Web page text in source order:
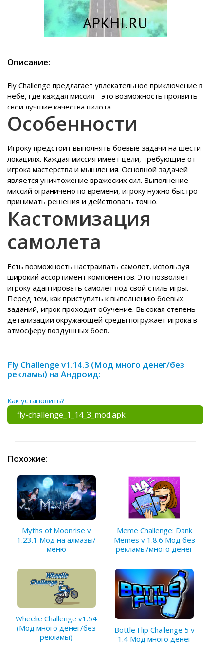
Описание:
Fly Challenge предлагает увлекательное приключение в
небе, где каждая миссия - это возможность проявить
свои лучшие качества пилота.
Особенности
Игроку предстоит выполнять боевые задачи на шести
локациях. Каждая миссия имеет цели, требующие от
игрока мастерства и мышления. Основной задачей
является уничтожение вражеских сил. Выполнение
миссий ограничено по времени, игроку нужно быстро
принимать решения и действовать точно.
Кастомизация
самолета
Есть возможность настраивать самолет, используя
широкий ассортимент компонентов. Это позволяет
игроку адаптировать самолет под свой стиль игры.
Перед тем, как приступить к выполнению боевых
заданий, игрок проходит обучение. Высокая степень
детализации окружающей среды погружает игрока в
атмосферу воздушных боев.
Fly Challenge v1.14.3 (Мод много денег/без
рекламы) на Андроид:
Как установить?
fly-challenge_1_14_3_mod.apk
Похожие:
Myths of Moonrise v
1.23.1 Мод на алмазы/
меню
Meme Challenge: Dank
Memes v 1.8.6 Мод без
рекламы/много денег
Wheelie Challenge v1.54
(Мод много денег/без
рекламы)
Bottle Flip Challenge 5 v
1.4 Мод много денег